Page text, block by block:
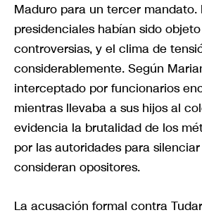
Maduro para un tercer mandato.
presidenciales habían sido
controversias, y el clima de
considerablemente. Según
interceptado por funcionarios
mientras llevaba a sus hijos al
evidencia la brutalidad de los
por las autoridades para
consideran opositores.
La acusación formal contra